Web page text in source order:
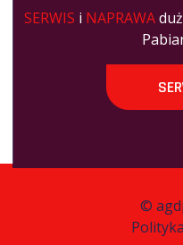
SERWIS i NAPRAWA
©